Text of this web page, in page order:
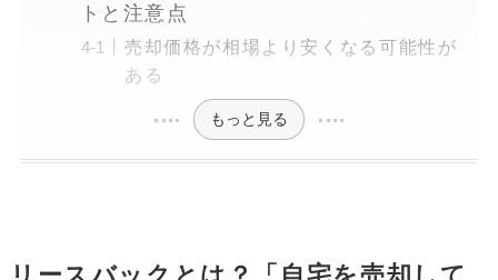
トと注意点
売却価格が相場より安くなる可能性が
ある
もっと見る